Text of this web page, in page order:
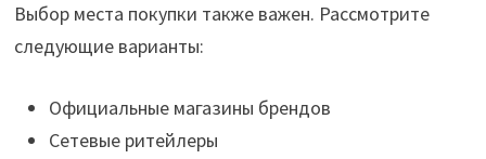
Выбор места покупки также важен. Рассмотрите
следующие варианты:
Официальные магазины брендов
Сетевые ритейлеры